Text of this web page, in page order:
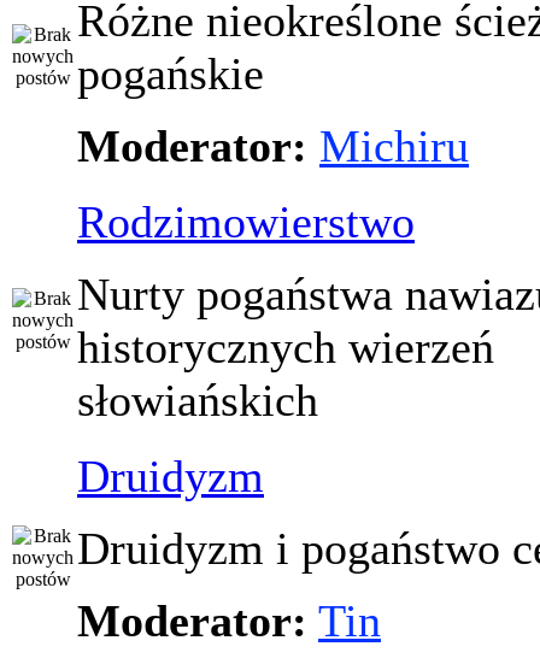
Różne nieokreślone
pogańskie
Moderator: Michiru
Rodzimowierstwo
Nurty pogaństwa
historycznych wierzeń
słowiańskich
Druidyzm
Druidyzm i pogaństwo
Moderator: Tin